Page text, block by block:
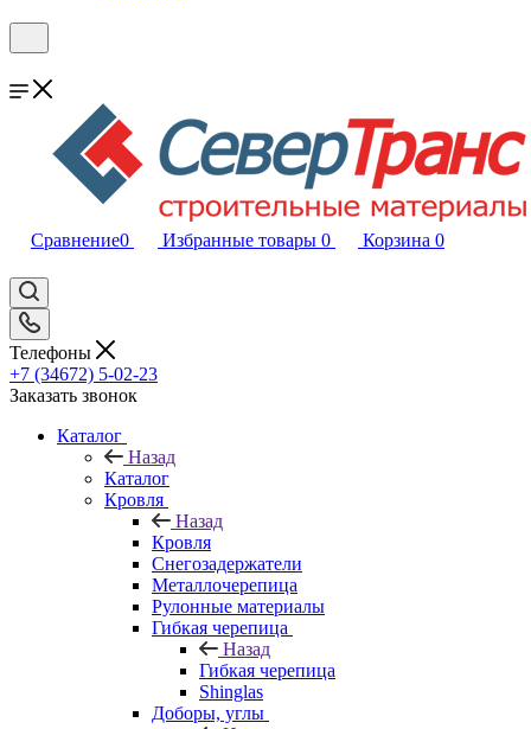
Сравнение0 Избранные товары 0 Корзина 0
Телефоны
+7 (34672) 5-02-23
Заказать звонок
Каталог
Назад
Каталог
Кровля
Назад
Кровля
Снегозадержатели
Металлочерепица
Рулонные материалы
Гибкая черепица
Назад
Гибкая черепица
Shinglas
Доборы, углы